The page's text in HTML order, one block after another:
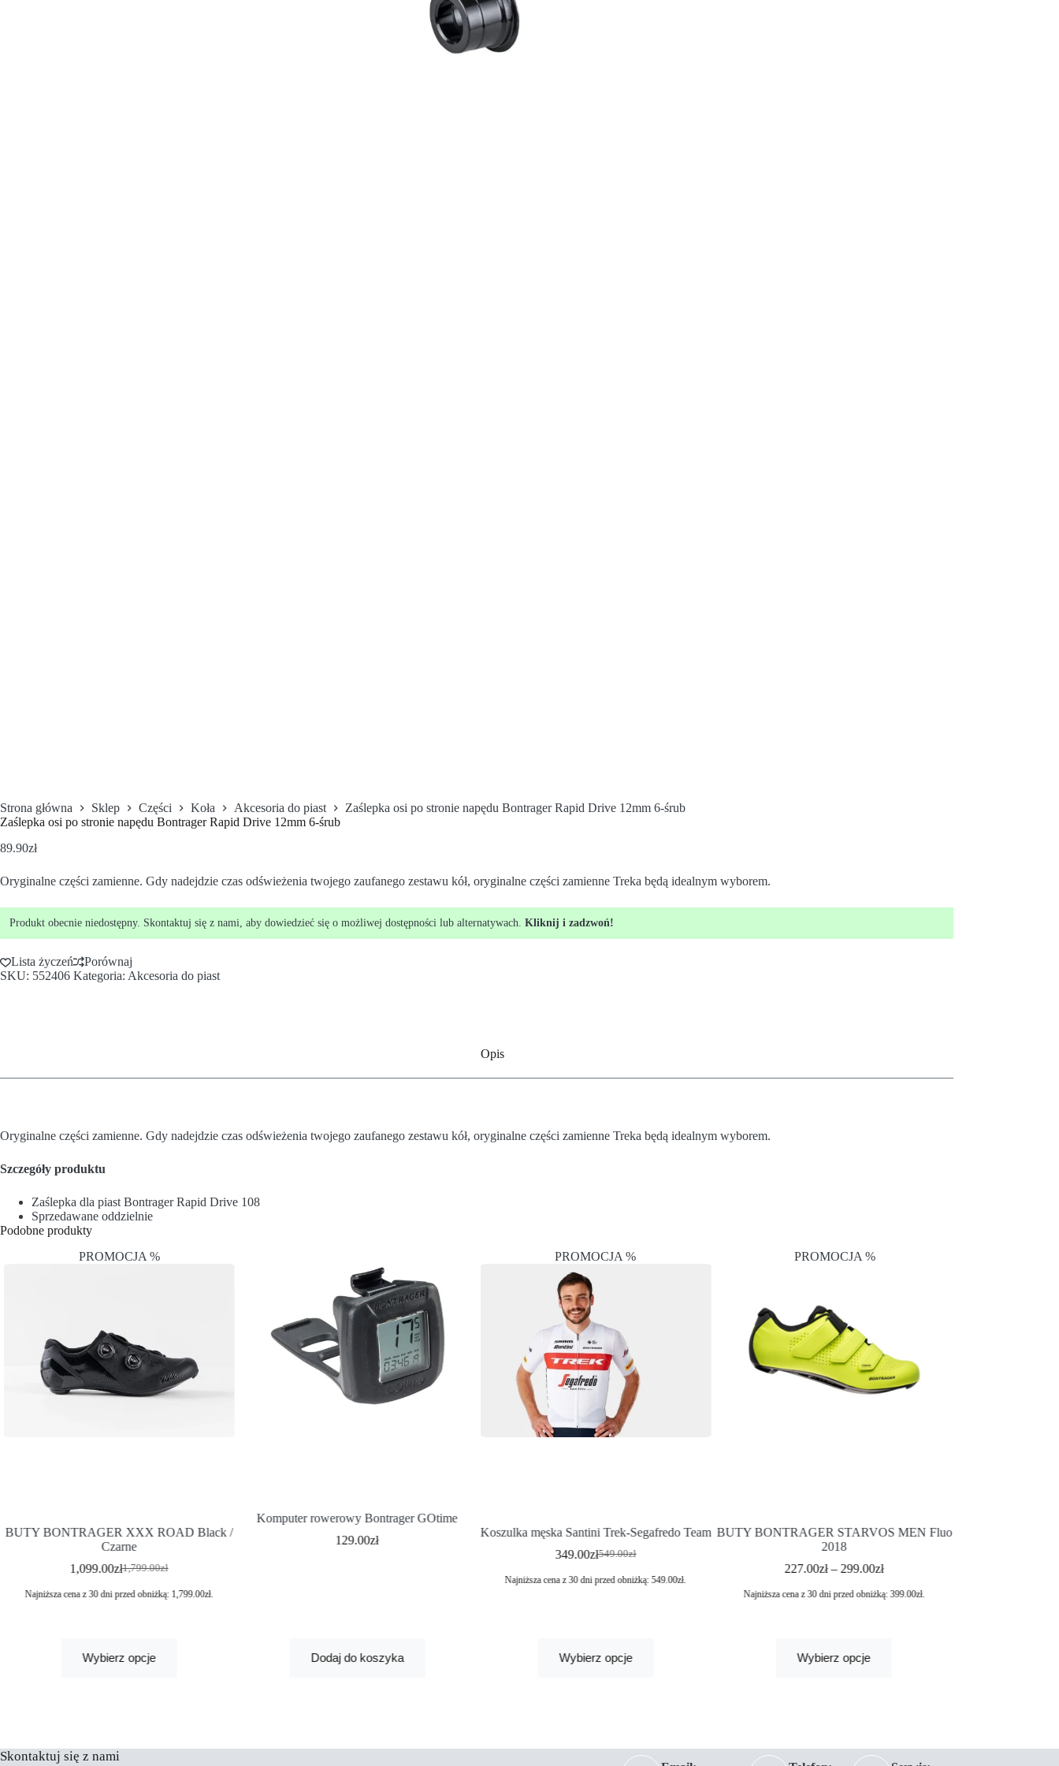
Strona główna Sklep Części Koła Akcesoria do piast
Zaślepka osi po stronie napędu Bontrager Rapid Drive 12mm 6-śrub
Zaślepka osi po stronie napędu Bontrager Rapid Drive 12mm 6-śrub
89.90zł
Oryginalne części zamienne. Gdy nadejdzie czas odświeżenia twojego zaufanego zestawu kół, oryginalne części zamienne Treka będą idealnym wyborem.
Produkt obecnie niedostępny. Skontaktuj się z nami, aby dowiedzieć się o możliwej dostępności lub alternatywach. Kliknij i zadzwoń!
Lista życzeń
Porównaj
SKU: 552406 Kategoria: Akcesoria do piast
Opis
Oryginalne części zamienne. Gdy nadejdzie czas odświeżenia twojego zaufanego zestawu kół, oryginalne części zamienne Treka będą idealnym wyborem.
Szczegóły produktu
Zaślepka dla piast Bontrager Rapid Drive 108
Sprzedawane oddzielnie
Podobne produkty
PROMOCJA %
BUTY BONTRAGER XXX ROAD Black /
Czarne
1,799.00zł
1,099.00zł
Najniższa cena z 30 dni przed obniżką: 1,799.00zł.
Wybierz opcje
Komputer rowerowy Bontrager GOtime
129.00zł
Dodaj do koszyka
PROMOCJA %
Koszulka męska Santini Trek-Segafredo Team
549.00zł
349.00zł
Najniższa cena z 30 dni przed obniżką:549.00zł.
Wybierz opcje
PROMOCJA %
BUTY BONTRAGER STARVOS MEN Fluo
2018
227.00zł– 299.00zł
Najniższa cena z 30 dni przed obniżką:399.00zł.
Wybierz opcje
Skontaktuj się z nami